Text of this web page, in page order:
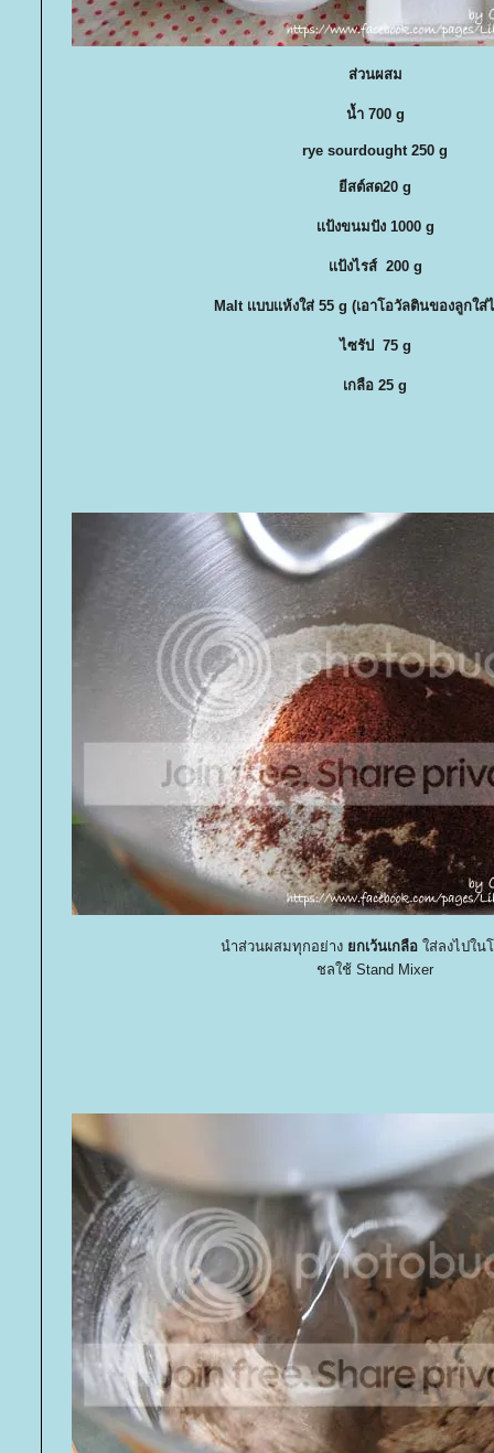
ส่วนผสม
น้ำ 700 g
rye sourdought 250 g
ีสต์สด20 g
เเป้งขนมปัง 1000 g
เเป้งไรส์ 200 g
Malt เเบบเเห้งใส่ 55 g (เอาโอวัลตินของลูกใ
ไซรัป 75 g
เกลือ 25 g
นำส่วนผสมทุกอย่าง กเว้นเกลือส่ลงไปใน
ชลใช้ Stand Mixer